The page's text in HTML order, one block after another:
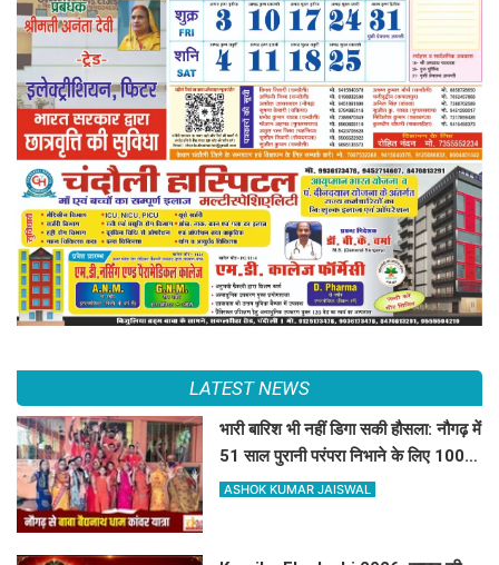
LATEST NEWS
भारी बारिश भी नहीं डिगा सकी हौसला: नौगढ़ में
51 साल पुरानी परंपरा निभाने के लिए 100 से
अधिक कांवरिए बाबा बैद्यनाथ धाम के लिए
ASHOK KUMAR JAISWAL